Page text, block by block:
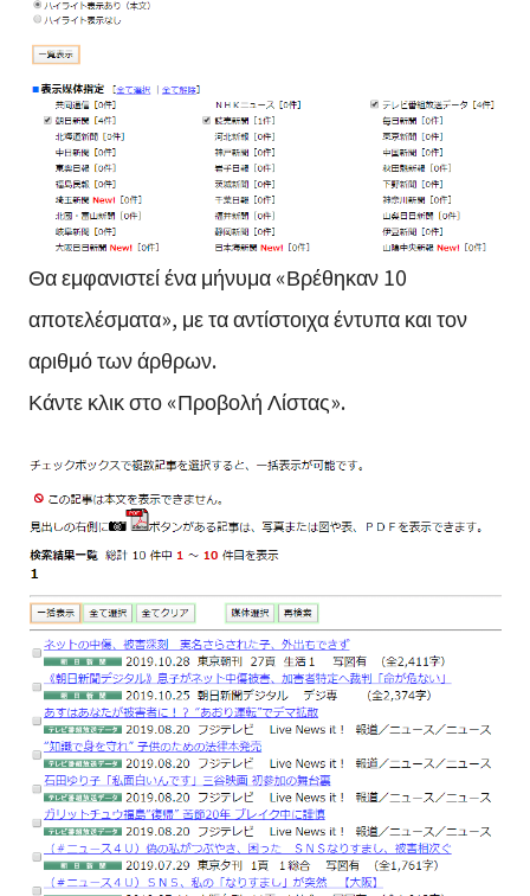
Θα εμφανιστεί ένα μήνυμα «Βρέθηκαν 10
αποτελέσματα», με τα αντίστοιχα έντυπα και τον
αριθμό των άρθρων.
Κάντε κλικ στο «Προβολή Λίστας».